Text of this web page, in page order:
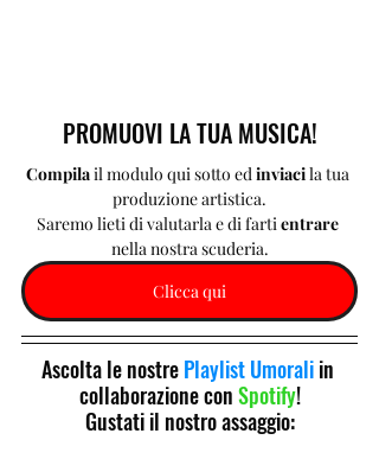
PROMUOVI LA TUA MUSICA!
Compila il modulo qui sotto ed inviaci la tua
produzione artistica.
Saremo lieti di valutarla e di farti entrare
nella nostra scuderia.
Clicca qui
Ascolta le nostre Playlist Umorali in
collaborazione con Spotify!
Gustati il nostro assaggio: